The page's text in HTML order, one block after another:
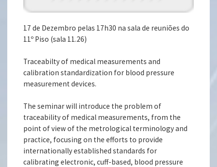
17 de Dezembro pelas 17h30 na sala de reuniões do
11º Piso (sala 11.26)
Traceabilty of medical measurements and
calibration standardization for blood pressure
measurement devices.
The seminar will introduce the problem of
traceability of medical measurements, from the
point of view of the metrological terminology and
practice, focusing on the efforts to provide
internationally established standards for
calibrating electronic, cuff-based, blood pressure